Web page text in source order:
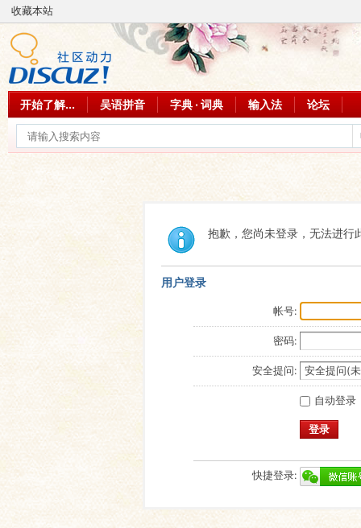
收藏本站
开始了解... 吴语拼音 字典 · 词典 输入法 论坛
抱歉，您尚未登录，无法进行
用户登录
帐号:
密码:
安全提问:
自动登录
登录
快捷登录: